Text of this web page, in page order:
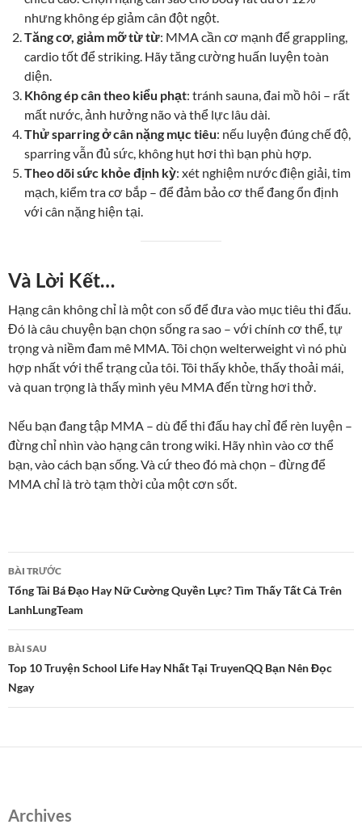
nhưng không ép giảm cân đột ngột.
Tăng cơ, giảm mỡ từ từ: MMA cần cơ mạnh để grappling,
cardio tốt để striking. Hãy tăng cường huấn luyện toàn
diện.
Không ép cân theo kiểu phạt: tránh sauna, đai mồ hôi – rất
mất nước, ảnh hưởng não và thể lực lâu dài.
Thử sparring ở cân nặng mục tiêu: nếu luyện đúng chế độ,
sparring vẫn đủ sức, không hụt hơi thì bạn phù hợp.
Theo dõi sức khỏe định kỳ: xét nghiệm nước điện giải, tim
mạch, kiểm tra cơ bắp – để đảm bảo cơ thể đang ổn định
với cân nặng hiện tại.
Và Lời Kết…
Hạng cân không chỉ là một con số để đưa vào mục tiêu thi đấu.
Đó là câu chuyện bạn chọn sống ra sao – với chính cơ thể, tự
trọng và niềm đam mê MMA. Tôi chọn welterweight vì nó phù
hợp nhất với thể trạng của tôi. Tôi thấy khỏe, thấy thoải mái,
và quan trọng là thấy mình yêu MMA đến từng hơi thở.
Nếu bạn đang tập MMA – dù để thi đấu hay chỉ để rèn luyện –
đừng chỉ nhìn vào hạng cân trong wiki. Hãy nhìn vào cơ thể
bạn, vào cách bạn sống. Và cứ theo đó mà chọn – đừng để
MMA chỉ là trò tạm thời của một cơn sốt.
Điều
hướng
bài
viết
BÀI TRƯỚC
Tổng Tài Bá Đạo Hay Nữ Cường Quyền Lực? Tìm Thấy Tất Cả Trên
LanhLungTeam
BÀI SAU
Top 10 Truyện School Life Hay Nhất Tại TruyenQQ Bạn Nên Đọc
Ngay
Archives